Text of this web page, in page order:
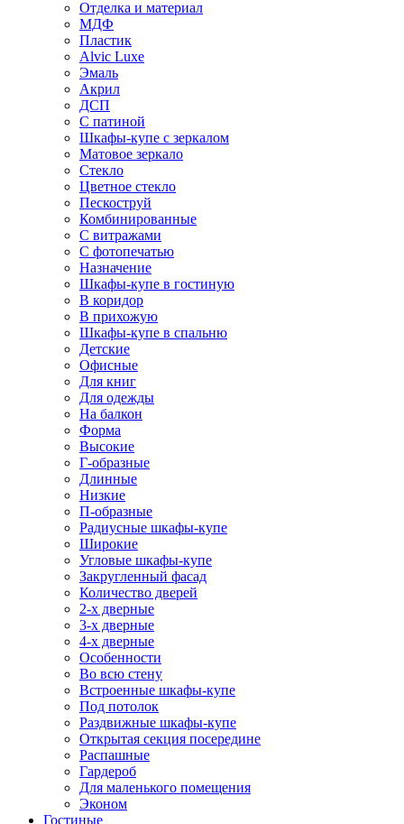
Отделка и материал
МДФ
Пластик
Alvic Luxe
Эмаль
Акрил
ДСП
С патиной
Шкафы-купе с зеркалом
Матовое зеркало
Стекло
Цветное стекло
Пескоструй
Комбинированные
С витражами
С фотопечатью
Назначение
Шкафы-купе в гостиную
В коридор
В прихожую
Шкафы-купе в спальню
Детские
Офисные
Для книг
Для одежды
На балкон
Форма
Высокие
Г-образные
Длинные
Низкие
П-образные
Радиусные шкафы-купе
Широкие
Угловые шкафы-купе
Закругленный фасад
Количество дверей
2-х дверные
3-х дверные
4-х дверные
Особенности
Во всю стену
Встроенные шкафы-купе
Под потолок
Раздвижные шкафы-купе
Открытая секция посередине
Распашные
Гардероб
Для маленького помещения
Эконом
Гостиные